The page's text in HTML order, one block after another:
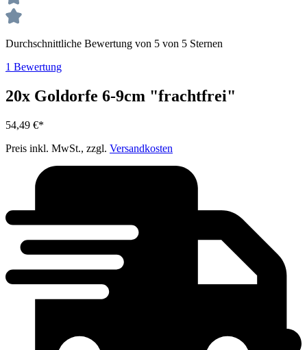
Durchschnittliche Bewertung von 5 von 5 Sternen
1 Bewertung
20x Goldorfe 6-9cm "frachtfrei"
54,49 €*
Preis inkl. MwSt., zzgl. Versandkosten